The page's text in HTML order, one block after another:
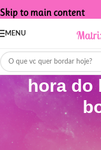
Skip to main content
MENU
hora do
Início
Produtos marcados
Mostrando todos os 5